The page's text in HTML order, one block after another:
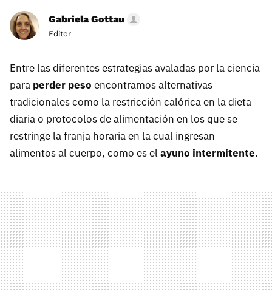
Gabriela Gottau
Editor
Entre las diferentes estrategias avaladas por la ciencia
para perder peso encontramos alternativas
tradicionales como la restricción calórica en la dieta
diaria o protocolos de alimentación en los que se
restringe la franja horaria en la cual ingresan
alimentos al cuerpo, como es el ayuno intermitente.